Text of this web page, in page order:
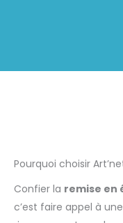
Pourquoi choisir
Confier la remise en
c’est faire appel à